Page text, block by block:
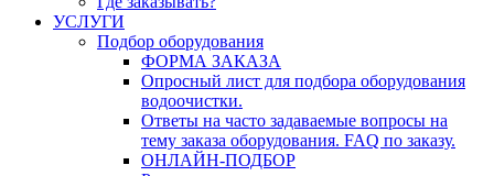
УСЛУГИ
Подбор оборудования
ФОРМА ЗАКАЗА
Опросный лист для подбора оборудования
водоочистки.
Ответы на часто задаваемые вопросы на
тему заказа оборудования. FAQ по заказу.
ОНЛАЙН-ПОДБОР